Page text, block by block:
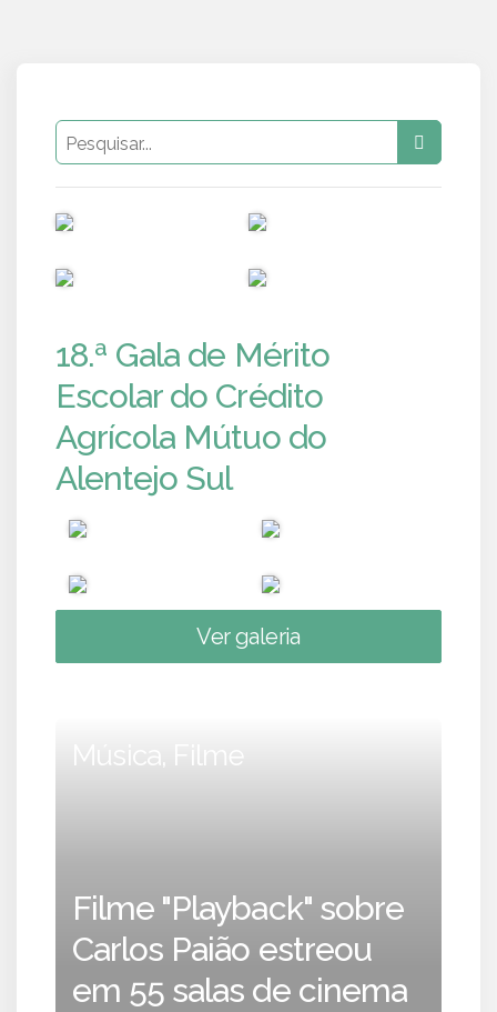
18.ª Gala de Mérito
Escolar do Crédito
Agrícola Mútuo do
Alentejo Sul
Ver galeria
Música, Filme
Filme "Playback" sobre
Carlos Paião estreou
em 55 salas de cinema